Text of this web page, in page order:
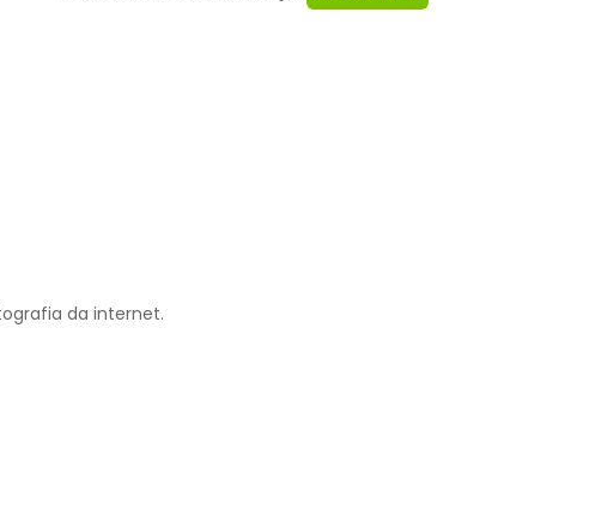
da internet.